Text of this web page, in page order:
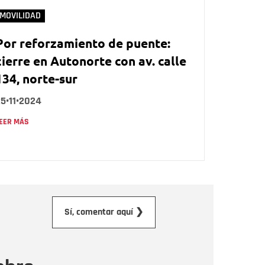
MOVILIDAD
reforzamiento de puente:
en Autonorte con av. calle
norte-sur
MÁS
Sí, comentar aquí ❯